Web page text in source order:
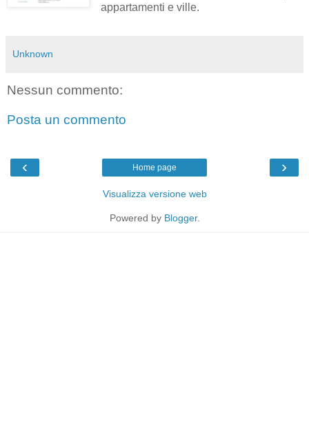
appartamenti e ville.
Unknown
Nessun commento:
Posta un commento
‹ ›
Home page
Visualizza versione web
Powered by Blogger.